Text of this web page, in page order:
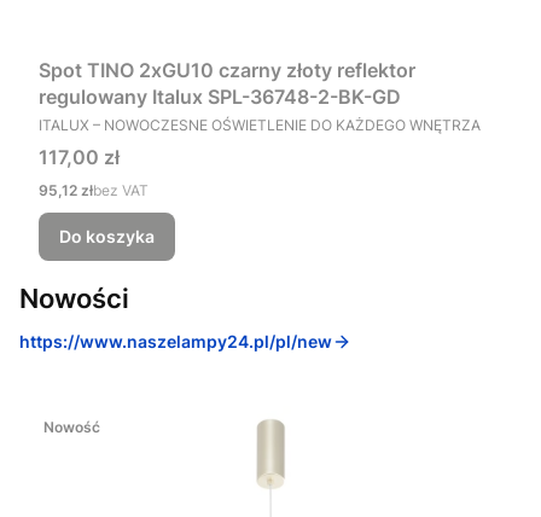
Spot TINO 2xGU10 czarny złoty reflektor
regulowany Italux SPL-36748-2-BK-GD
PRODUCENT
ITALUX – NOWOCZESNE OŚWIETLENIE DO KAŻDEGO WNĘTRZA
Cena
117,00 zł
Cena
95,12 złbez VAT
Do koszyka
Nowości
https://www.naszelampy24.pl/pl/new
Nowość